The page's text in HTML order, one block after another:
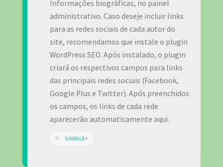
Informações biográficas, no painel
administrativo. Caso deseje incluir links
para as redes sociais de cada autor do
site, recomendamos que instale o plugin
WordPress SEO. Após instalado, o plugin
criará os respectivos campos para links
das principais redes sociais (Facebook,
Google Plus e Twitter). Após preenchidos
os campos, os links de cada rede
aparecerão automaticamente aqui.
GOOGLE+